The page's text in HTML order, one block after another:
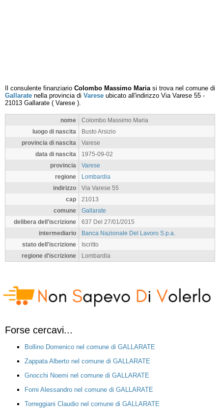
Il consulente finanziario Colombo Massimo Mariasi trova nel comune di
Gallarate nella provincia di Varese ubicato all'indirizzo Via Varese 55 -
21013 Gallarate ( Varese ).
nome
Colombo Massimo Maria
luogo di nascita
Busto Arsizio
provincia di nascita
Varese
data di nascita
1975-09-02
provincia
Varese
regione
Lombardia
indirizzo
Via Varese 55
cap
21013
comune
Gallarate
delibera dell'iscrizione
637 Del 27/01/2015
intermediario
Banca Nazionale Del Lavoro S.p.a.
stato dell'iscrizione
Iscritto
regione d'iscrizione
Lombardia
Forse cercavi...
Bollino Domenico nel comune di GALLARATE
Zappata Alberto nel comune di GALLARATE
Gnocchi Noemi nel comune di GALLARATE
Forni Alessandro nel comune di GALLARATE
Torreggiani Claudio nel comune di GALLARATE